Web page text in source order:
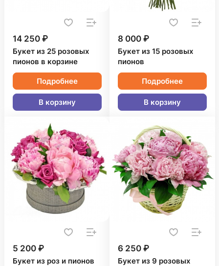
14 250 ₽
Букет из 25 розовых
пионов в корзине
Подробнее
В корзину
8 000 ₽
Букет из 15 розовых
пионов
Подробнее
В корзину
5 200 ₽
Букет из роз и пионов
6 250 ₽
Букет из 9 розовых